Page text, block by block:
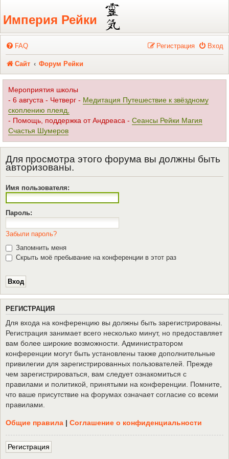
Регистрация
Империя Рейки
FAQ Вход
Регистрация
Сайт Форум Рейки
Мероприятия школы
- 6 августа - Четверг - Медитация Путешествие к звёздному
скоплению плеяд,
- Помощь, поддержка от Андреаса - Сеансы Рейки Магия
Счастья Шумеров
Для просмотра этого форума вы должны быть
авторизованы.
Имя пользователя:
Пароль:
Забыли пароль?
Запомнить меня
Скрыть моё пребывание на конференции в этот раз
РЕГИСТРАЦИЯ
Для входа на конференцию вы должны быть зарегистрированы.
Регистрация занимает всего несколько минут, но предоставляет
вам более широкие возможности. Администратором
конференции могут быть установлены также дополнительные
привилегии для зарегистрированных пользователей. Прежде
чем зарегистрироваться, вам следует ознакомиться с
правилами и политикой, принятыми на конференции. Помните,
что ваше присутствие на форумах означает согласие со всеми
правилами.
Общие правила | Соглашение о конфиденциальности
Регистрация